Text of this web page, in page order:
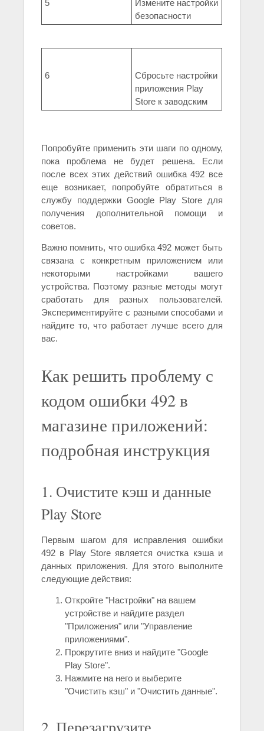
5
Измените настройки
безопасности
6
Сбросьте настройки
приложения Play
Store к заводским
Попробуйте применить эти шаги по одному,
пока проблема не будет решена. Если
после всех этих действий ошибка 492 все
еще возникает, попробуйте обратиться в
службу поддержки Google Play Store для
получения дополнительной помощи и
советов.
Важно помнить, что ошибка 492 может быть
связана с конкретным приложением или
некоторыми настройками вашего
устройства. Поэтому разные методы могут
сработать для разных пользователей.
Экспериментируйте с разными способами и
найдите то, что работает лучше всего для
вас.
Как решить проблему с
кодом ошибки 492 в
магазине приложений:
подробная инструкция
1. Очистите кэш и данные
Play Store
Первым шагом для исправления ошибки
492 в Play Store является очистка кэша и
данных приложения. Для этого выполните
следующие действия:
Откройте "Настройки" на вашем
устройстве и найдите раздел
"Приложения" или "Управление
приложениями".
Прокрутите вниз и найдите "Google
Play Store".
Нажмите на него и выберите
"Очистить кэш" и "Очистить данные".
2. Перезагрузите